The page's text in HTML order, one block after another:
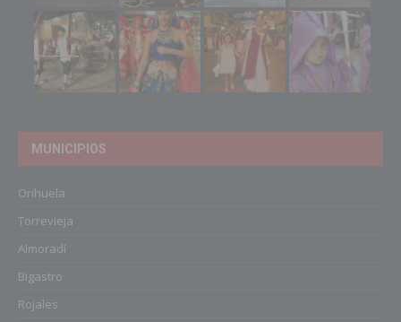
MUNICIPIOS
Orihuela
Torrevieja
Almoradí
Bigastro
Rojales